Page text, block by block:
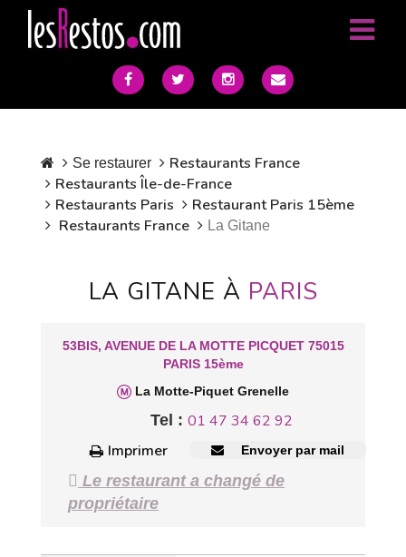
Se restaurer
Restaurants France
Restaurants Île-de-France
Restaurants Paris
Restaurant Paris 15ème
Restaurants France
La Gitane
LA GITANE À PARIS
53BIS, AVENUE DE LA MOTTE PICQUET 75015
PARIS 15ème
La Motte-Piquet Grenelle
Tel : 01 47 34 62 92
Imprimer
Envoyer par mail
Le restaurant a changé de
propriétaire